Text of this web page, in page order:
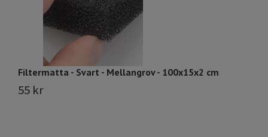
Filtermatta - Svart - Mellangrov - 100x15x2 cm
55 kr